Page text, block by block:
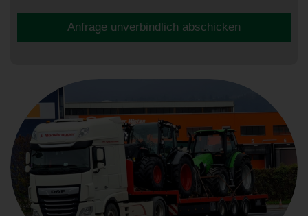
Anfrage unverbindlich abschicken